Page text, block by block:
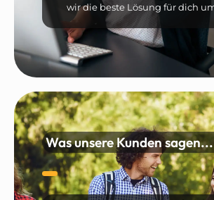
wir die beste Lösung für dich
Was unsere Kunden sagen...